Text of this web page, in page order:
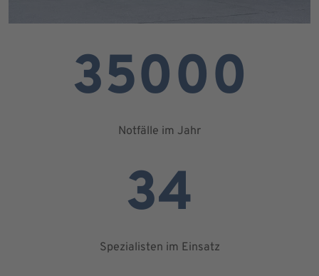
35000
Notfälle im Jahr
34
Spezialisten im Einsatz